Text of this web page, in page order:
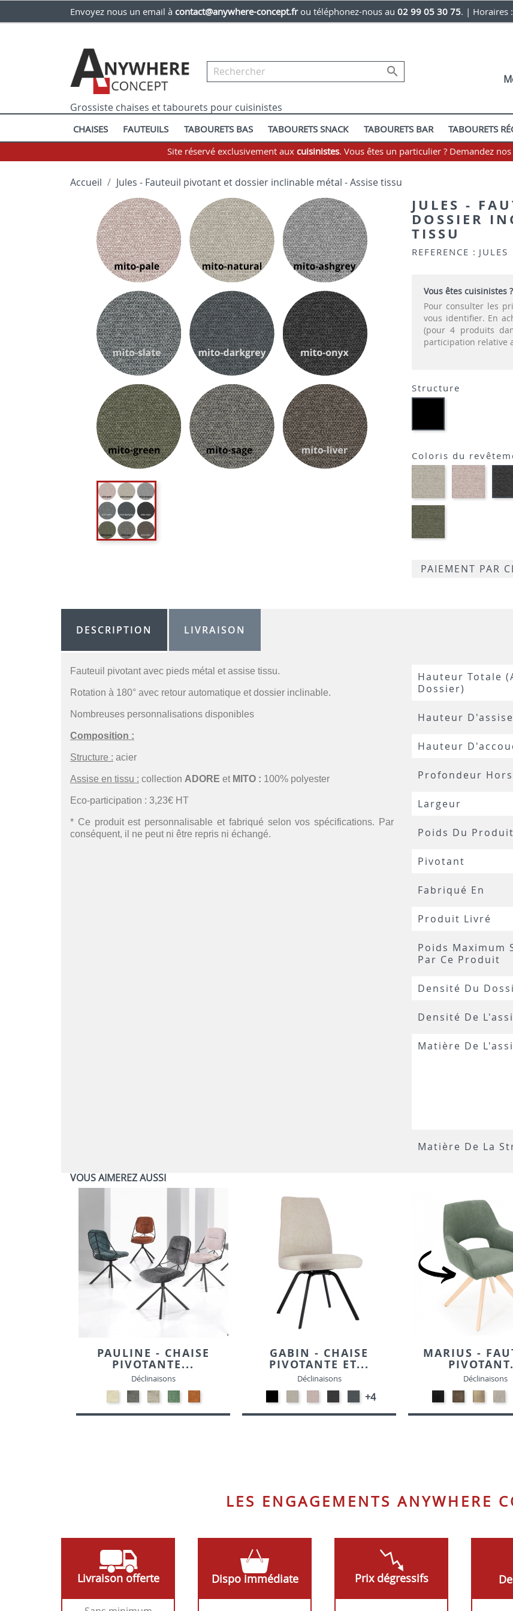
Envoyez nous un email à contact@anywhere-concept.frou téléphonez-nous au 02 99 05 30 75. | Horaires

Grossiste chaises et tabourets pour cuisinistes
CHAISES FAUTEUILS TABOURETS BAS TABOURETS SNACK TABOURETS BAR TABOURETS
Site réservé exclusivement aux cuisinistes. Vous êtes un particulier ? Demandez
Accueil Jules - Fauteuil pivotant et dossier inclinable métal - Assise tissu
JULES -
DOSSIER
TISSU
REFERENCE : JULES
Vous êtes cuisinistes ?
Pour consulter les
vous identifier. En
(pour 4 produits
participation relative
Structure
Coloris du
MITO-
NATURAL
9793
MITO-
PALE
97901
MITO-
GREEN
9462
PAIEMENT PAR
DESCRIPTION LIVRAISON
Fauteuil pivotant avec pieds métal et assise tissu.
Rotation à 180° avec retour automatique et dossier inclinable.
Nombreuses personnalisations disponibles
Composition :
Structure : acier
Assise en tissu : collection ADORE et MITO : 100% polyester
Eco-participation : 3,23€ HT
* Ce produit est personnalisable et fabriqué selon vos spécifications. Par
conséquent, il ne peut ni être repris ni échangé.
Hauteur Totale
Dossier)
Hauteur D'assise
Hauteur
Profondeur
Largeur
Poids Du Produit
Pivotant
Fabriqué En
Produit Livré
Poids Maximum
Par Ce Produit
Densité Du
Densité De
Matière De
Matière De La
VOUS AIMEREZ AUSSI
PAULINE - CHAISE
PIVOTANTE...
Déclinaisons
BLANC-
TISSU
08-
ANTHRACITE-
TISSU
08-
GRIS-
TISSU
08-
VERT-
TISSU
08-
ORANGE-
TISSU
GABIN - CHAISE
PIVOTANTE ET...
Déclinaisons
NoirNATURAL
9793
PALE
97901
ONYX
9796
MITO-
DARK
GREY
+4
MARIUS -
Déclinaisons
Noir
E018
Chêne
Smoked
E016
chêne
Naturel
E017
chêne
E03
LES ENGAGEMENTS ANYWHERE
Livraison offerte Dispo immédiate Prix dégressifs